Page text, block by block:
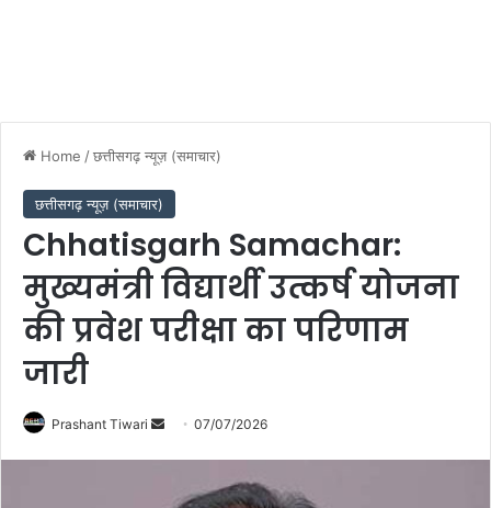
Home /छत्तीसगढ़ न्यूज़ (समाचार)
छत्तीसगढ़ न्यूज़ (समाचार)
Chhatisgarh Samachar:
मुख्यमंत्री विद्यार्थी उत्कर्ष योजना
की प्रवेश परीक्षा का परिणाम
जारी
Prashant Tiwari
Send07/07/2026